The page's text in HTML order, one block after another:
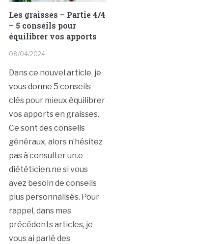
Les graisses – Partie 4/4
– 5 conseils pour
équilibrer vos apports
08/04/2024
Dans ce nouvel article, je
vous donne 5 conseils
clés pour mieux équilibrer
vos apports en graisses.
Ce sont des conseils
généraux, alors n’hésitez
pas à consulter un.e
diététicien.ne si vous
avez besoin de conseils
plus personnalisés. Pour
rappel, dans mes
précédents articles, je
vous ai parlé des